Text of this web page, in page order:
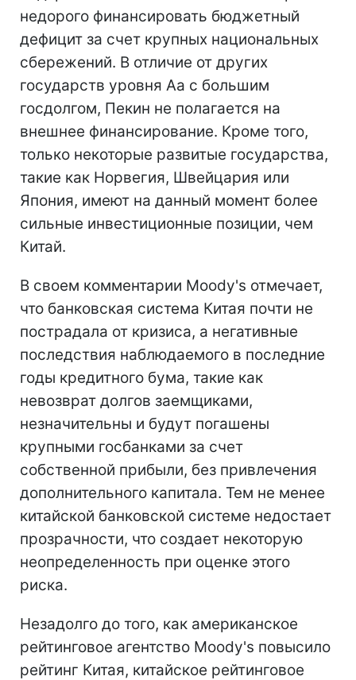
недорого финансировать бюджетный
дефицит за счет крупных национальных
сбережений. В отличие от других
государств уровня Aa с большим
госдолгом, Пекин не полагается на
внешнее финансирование. Кроме того,
только некоторые развитые государства,
такие как Норвегия, Швейцария или
Япония, имеют на данный момент более
сильные инвестиционные позиции, чем
Китай.
В своем комментарии Moody's отмечает,
что банковская система Китая почти не
пострадала от кризиса, а негативные
последствия наблюдаемого в последние
годы кредитного бума, такие как
невозврат долгов заемщиками,
незначительны и будут погашены
крупными госбанками за счет
собственной прибыли, без привлечения
дополнительного капитала. Тем не менее
китайской банковской системе недостает
прозрачности, что создает некоторую
неопределенность при оценке этого
риска.
Незадолго до того, как американское
рейтинговое агентство Moody's повысило
рейтинг Китая, китайское рейтинговое